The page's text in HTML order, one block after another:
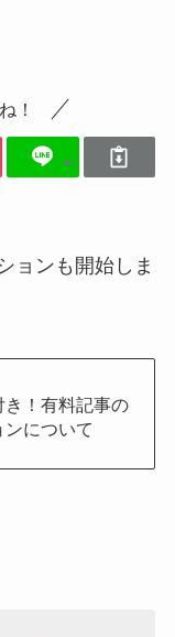
！
ョンも開始しま
き！有料記事の
について